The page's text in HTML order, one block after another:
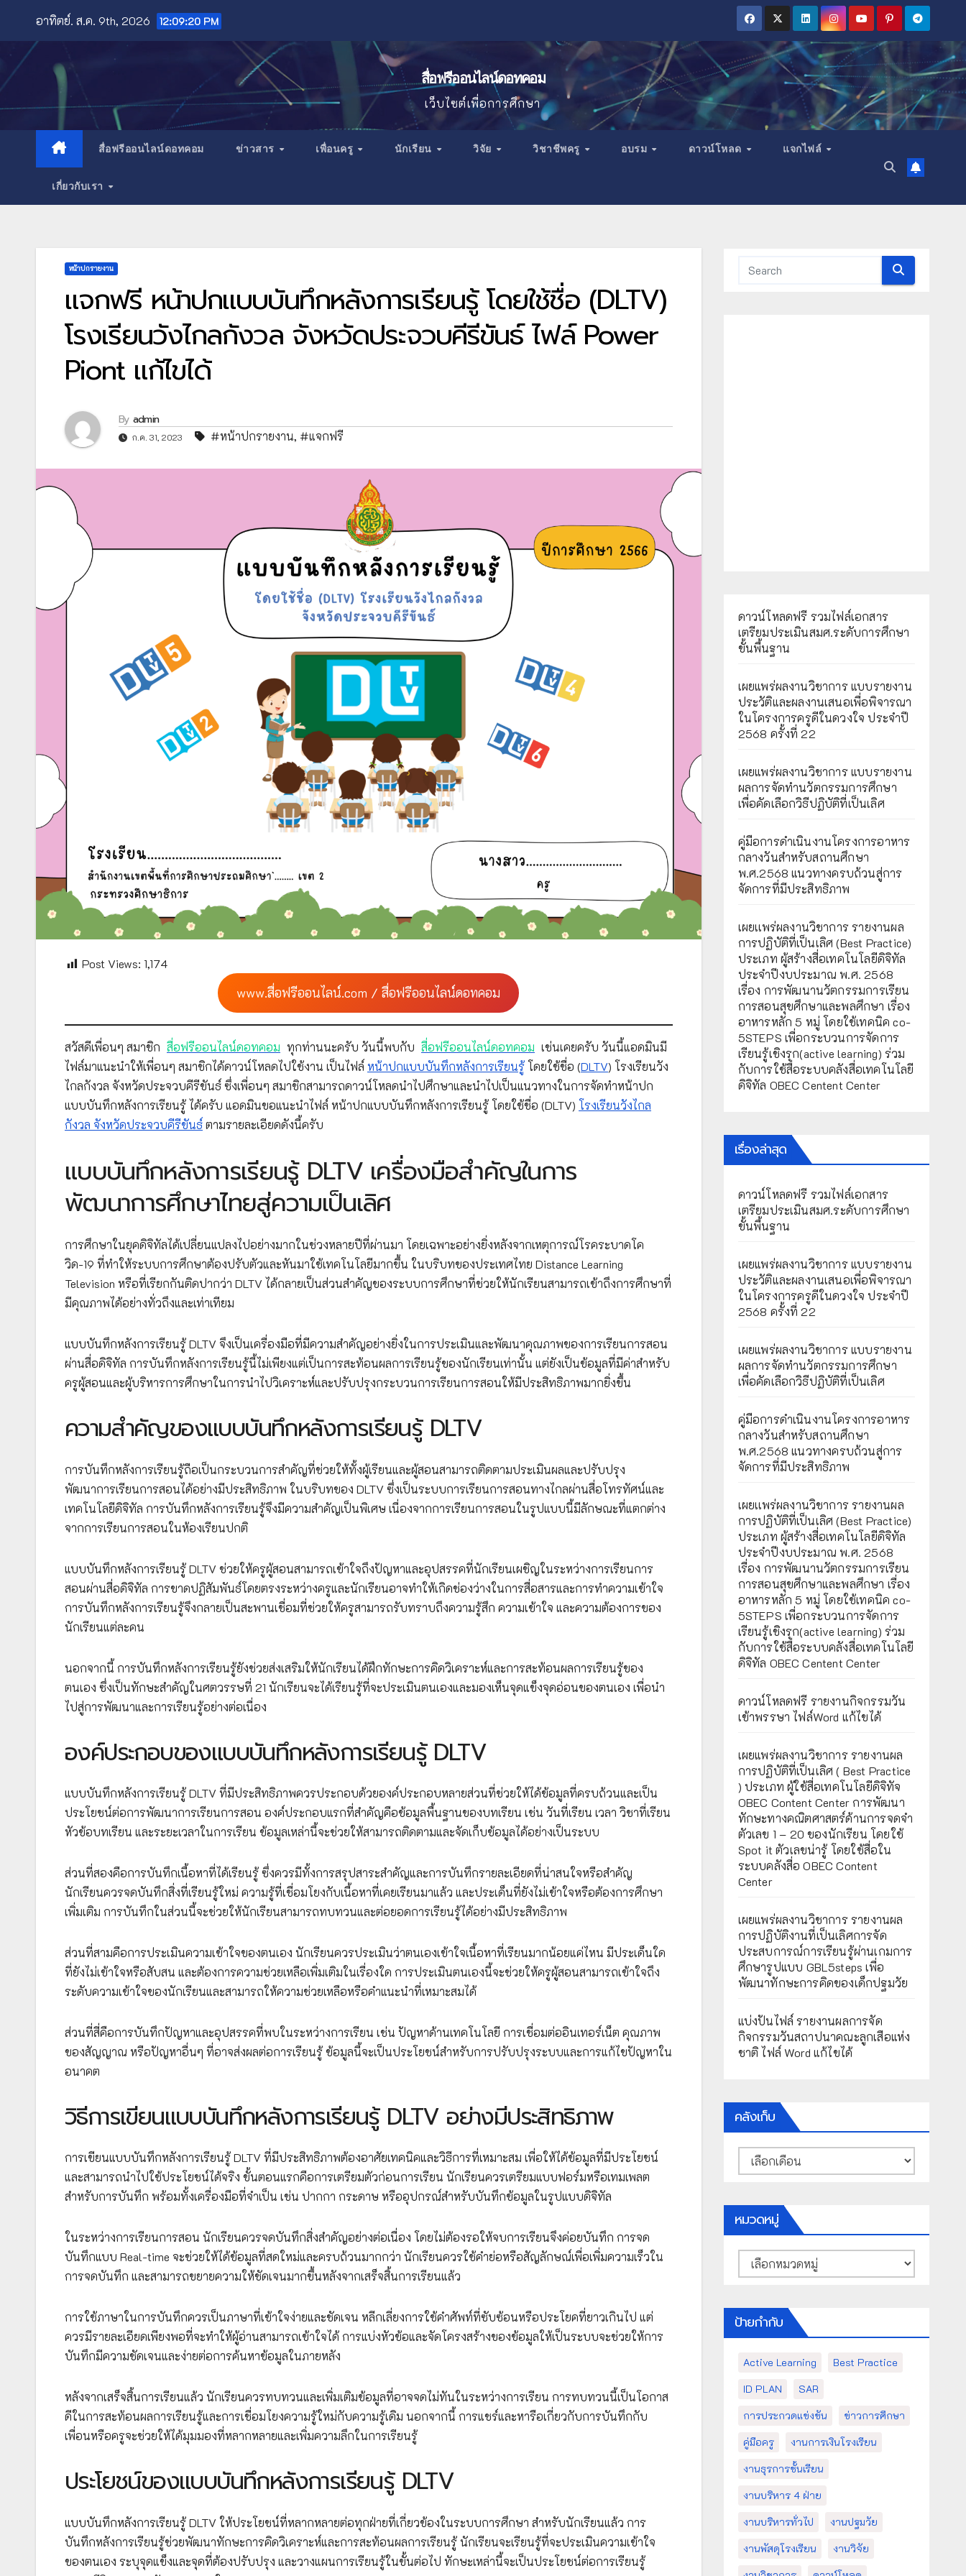
content
อาทิตย์. ส.ค. 9th, 2026 12:09:21 PM
สื่อฟรีออนไลน์ดอทคอม
เว็บไซต์เพื่อการศึกษา
สื่อฟรีออนไลน์ดอทคอม ข่าวสาร เพื่อนครู นักเรียน วิจัย วิชาชีพครู อบรม ดาวน์โหลด แจกไฟล์
เกี่ยวกับเรา
หน้าปกรายงาน
แจกฟรี หน้าปกแบบบันทึกหลังการเรียนรู้ โดยใช้ชื่อ (DLTV)
โรงเรียนวังไกลกังวล จังหวัดประจวบคีรีขันธ์ ไฟล์ Power
Piont แก้ไขได้
By admin
ก.ค. 31, 2023 #หน้าปกรายงาน, #แจกฟรี
Post Views: 1,174
www.สื่อฟรีออนไลน์.com / สื่อฟรีออนไลน์ดอทคอม
สวัสดีเพื่อนๆ สมาชิก สื่อฟรีออนไลน์ดอทคอม ทุกท่านนะครับ วันนี้พบกับ สื่อฟรีออนไลน์ดอทคอม เช่นเคยครับ วันนี้แอดมินมี
ไฟล์มาแนะนำให้เพื่อนๆ สมาชิกได้ดาวน์โหลดไปใช้งาน เป็นไฟล์ หน้าปกแบบบันทึกหลังการเรียนรู้โดยใช้ชื่อ (DLTV) โรงเรียนวัง
ไกลกังวล จังหวัดประจวบคีรีขันธ์ ซึ่งเพื่อนๆ สมาชิกสามารถดาวน์โหลดนำไปศึกษาและนำไปเป็นแนวทางในการจัดทำหน้าปก
แบบบันทึกหลังการเรียนรู้ ได้ครับ แอดมินขอแนะนำไฟล์ หน้าปกแบบบันทึกหลังการเรียนรู้ โดยใช้ชื่อ (DLTV) โรงเรียนวังไกล
กังวล จังหวัดประจวบคีรีขันธ์ตามรายละเอียดดังนี้ครับ
แบบบันทึกหลังการเรียนรู้ DLTV เครื่องมือสำคัญในการ
พัฒนาการศึกษาไทยสู่ความเป็นเลิศ
การศึกษาในยุคดิจิทัลได้เปลี่ยนแปลงไปอย่างมากในช่วงหลายปีที่ผ่านมา โดยเฉพาะอย่างยิ่งหลังจากเหตุการณ์โรคระบาดโค
วิด-19 ที่ทำให้ระบบการศึกษาต้องปรับตัวและหันมาใช้เทคโนโลยีมากขึ้น ในบริบทของประเทศไทย Distance Learning
Television หรือที่เรียกกันติดปากว่า DLTV ได้กลายเป็นส่วนสำคัญของระบบการศึกษาที่ช่วยให้นักเรียนสามารถเข้าถึงการศึกษาที่
มีคุณภาพได้อย่างทั่วถึงและเท่าเทียม
แบบบันทึกหลังการเรียนรู้ DLTV จึงเป็นเครื่องมือที่มีความสำคัญอย่างยิ่งในการประเมินและพัฒนาคุณภาพของการเรียนการสอน
ผ่านสื่อดิจิทัล การบันทึกหลังการเรียนรู้นี้ไม่เพียงแต่เป็นการสะท้อนผลการเรียนรู้ของนักเรียนเท่านั้น แต่ยังเป็นข้อมูลที่มีค่าสำหรับ
ครูผู้สอนและผู้บริหารการศึกษาในการนำไปวิเคราะห์และปรับปรุงกระบวนการเรียนการสอนให้มีประสิทธิภาพมากยิ่งขึ้น
ความสำคัญของแบบบันทึกหลังการเรียนรู้ DLTV
การบันทึกหลังการเรียนรู้ถือเป็นกระบวนการสำคัญที่ช่วยให้ทั้งผู้เรียนและผู้สอนสามารถติดตามประเมินผลและปรับปรุง
พัฒนาการเรียนการสอนได้อย่างมีประสิทธิภาพ ในบริบทของ DLTV ซึ่งเป็นระบบการเรียนการสอนทางไกลผ่านสื่อโทรทัศน์และ
เทคโนโลยีดิจิทัล การบันทึกหลังการเรียนรู้จึงมีความสำคัญเป็นพิเศษ เนื่องจากการเรียนการสอนในรูปแบบนี้มีลักษณะที่แตกต่าง
จากการเรียนการสอนในห้องเรียนปกติ
แบบบันทึกหลังการเรียนรู้ DLTV ช่วยให้ครูผู้สอนสามารถเข้าใจถึงปัญหาและอุปสรรคที่นักเรียนเผชิญในระหว่างการเรียนการ
สอนผ่านสื่อดิจิทัล การขาดปฏิสัมพันธ์โดยตรงระหว่างครูและนักเรียนอาจทำให้เกิดช่องว่างในการสื่อสารและการทำความเข้าใจ
การบันทึกหลังการเรียนรู้จึงกลายเป็นสะพานเชื่อมที่ช่วยให้ครูสามารถรับทราบถึงความรู้สึก ความเข้าใจ และความต้องการของ
นักเรียนแต่ละคน
นอกจากนี้ การบันทึกหลังการเรียนรู้ยังช่วยส่งเสริมให้นักเรียนได้ฝึกทักษะการคิดวิเคราะห์และการสะท้อนผลการเรียนรู้ของ
ตนเอง ซึ่งเป็นทักษะสำคัญในศตวรรษที่ 21 นักเรียนจะได้เรียนรู้ที่จะประเมินตนเองและมองเห็นจุดแข็งจุดอ่อนของตนเอง เพื่อนำ
ไปสู่การพัฒนาและการเรียนรู้อย่างต่อเนื่อง
องค์ประกอบของแบบบันทึกหลังการเรียนรู้ DLTV
แบบบันทึกหลังการเรียนรู้ DLTV ที่มีประสิทธิภาพควรประกอบด้วยองค์ประกอบหลายส่วนที่ช่วยให้ได้ข้อมูลที่ครบถ้วนและเป็น
ประโยชน์ต่อการพัฒนาการเรียนการสอน องค์ประกอบแรกที่สำคัญคือข้อมูลพื้นฐานของบทเรียน เช่น วันที่เรียน เวลา วิชาที่เรียน
หัวข้อบทเรียน และระยะเวลาในการเรียน ข้อมูลเหล่านี้จะช่วยให้สามารถติดตามและจัดเก็บข้อมูลได้อย่างเป็นระบบ
ส่วนที่สองคือการบันทึกเนื้อหาที่ได้เรียนรู้ ซึ่งควรมีทั้งการสรุปสาระสำคัญและการบันทึกรายละเอียดที่น่าสนใจหรือสำคัญ
นักเรียนควรจดบันทึกสิ่งที่เรียนรู้ใหม่ ความรู้ที่เชื่อมโยงกับเนื้อหาที่เคยเรียนมาแล้ว และประเด็นที่ยังไม่เข้าใจหรือต้องการศึกษา
เพิ่มเติม การบันทึกในส่วนนี้จะช่วยให้นักเรียนสามารถทบทวนและต่อยอดการเรียนรู้ได้อย่างมีประสิทธิภาพ
ส่วนที่สามคือการประเมินความเข้าใจของตนเอง นักเรียนควรประเมินว่าตนเองเข้าใจเนื้อหาที่เรียนมากน้อยแค่ไหน มีประเด็นใด
ที่ยังไม่เข้าใจหรือสับสน และต้องการความช่วยเหลือเพิ่มเติมในเรื่องใด การประเมินตนเองนี้จะช่วยให้ครูผู้สอนสามารถเข้าใจถึง
ระดับความเข้าใจของนักเรียนและสามารถให้ความช่วยเหลือหรือคำแนะนำที่เหมาะสมได้
ส่วนที่สี่คือการบันทึกปัญหาและอุปสรรคที่พบในระหว่างการเรียน เช่น ปัญหาด้านเทคโนโลยี การเชื่อมต่ออินเทอร์เน็ต คุณภาพ
ของสัญญาณ หรือปัญหาอื่นๆ ที่อาจส่งผลต่อการเรียนรู้ ข้อมูลนี้จะเป็นประโยชน์สำหรับการปรับปรุงระบบและการแก้ไขปัญหาใน
อนาคต
วิธีการเขียนแบบบันทึกหลังการเรียนรู้ DLTV อย่างมีประสิทธิภาพ
การเขียนแบบบันทึกหลังการเรียนรู้ DLTV ที่มีประสิทธิภาพต้องอาศัยเทคนิคและวิธีการที่เหมาะสม เพื่อให้ได้ข้อมูลที่มีประโยชน์
และสามารถนำไปใช้ประโยชน์ได้จริง ขั้นตอนแรกคือการเตรียมตัวก่อนการเรียน นักเรียนควรเตรียมแบบฟอร์มหรือเทมเพลต
สำหรับการบันทึก พร้อมทั้งเครื่องมือที่จำเป็น เช่น ปากกา กระดาษ หรืออุปกรณ์สำหรับบันทึกข้อมูลในรูปแบบดิจิทัล
ในระหว่างการเรียนการสอน นักเรียนควรจดบันทึกสิ่งสำคัญอย่างต่อเนื่อง โดยไม่ต้องรอให้จบการเรียนจึงค่อยบันทึก การจด
บันทึกแบบ Real-time จะช่วยให้ได้ข้อมูลที่สดใหม่และครบถ้วนมากกว่า นักเรียนควรใช้คำย่อหรือสัญลักษณ์เพื่อเพิ่มความเร็วใน
การจดบันทึก และสามารถขยายความให้ชัดเจนมากขึ้นหลังจากเสร็จสิ้นการเรียนแล้ว
การใช้ภาษาในการบันทึกควรเป็นภาษาที่เข้าใจง่ายและชัดเจน หลีกเลี่ยงการใช้คำศัพท์ที่ซับซ้อนหรือประโยคที่ยาวเกินไป แต่
ควรมีรายละเอียดเพียงพอที่จะทำให้ผู้อ่านสามารถเข้าใจได้ การแบ่งหัวข้อและจัดโครงสร้างของข้อมูลให้เป็นระบบจะช่วยให้การ
บันทึกมีความชัดเจนและง่ายต่อการค้นหาข้อมูลในภายหลัง
หลังจากเสร็จสิ้นการเรียนแล้ว นักเรียนควรทบทวนและเพิ่มเติมข้อมูลที่อาจจดไม่ทันในระหว่างการเรียน การทบทวนนี้เป็นโอกาส
ดีในการสะท้อนผลการเรียนรู้และการเชื่อมโยงความรู้ใหม่กับความรู้เดิม นอกจากนี้ การแชร์และหารือเกี่ยวกับการบันทึกกับ
เพื่อนหรือครูจะช่วยให้ได้มุมมองที่หลากหลายและเพิ่มความลึกในการเรียนรู้
ประโยชน์ของแบบบันทึกหลังการเรียนรู้ DLTV
แบบบันทึกหลังการเรียนรู้ DLTV ให้ประโยชน์ที่หลากหลายต่อทุกฝ่ายที่เกี่ยวข้องในระบบการศึกษา สำหรับนักเรียนแล้ว การ
บันทึกหลังการเรียนรู้ช่วยพัฒนาทักษะการคิดวิเคราะห์และการสะท้อนผลการเรียนรู้ นักเรียนจะเรียนรู้ที่จะประเมินความเข้าใจ
ของตนเอง ระบุจุดแข็งและจุดที่ต้องปรับปรุง และวางแผนการเรียนรู้ในขั้นต่อไป ทักษะเหล่านี้จะเป็นประโยชน์ต่อการเรียนรู้
ดาวน์โหลดฟรี รวมไฟล์เอกสาร
เตรียมประเมินสมศ.ระดับการศึกษา
ขั้นพื้นฐาน
เผยแพร่ผลงานวิชาการ แบบรายงาน
ประวัติและผลงานเสนอเพื่อพิจารณา
ในโครงการครูดีในดวงใจ ประจำปี
2568 ครั้งที่ 22
เผยแพร่ผลงานวิชาการ แบบรายงาน
ผลการจัดทำนวัตกรรมการศึกษา
เพื่อคัดเลือกวิธีปฏิบัติที่เป็นเลิศ
คู่มือการดำเนินงานโครงการอาหาร
กลางวันสำหรับสถานศึกษา
พ.ศ.2568 แนวทางครบถ้วนสู่การ
จัดการที่มีประสิทธิภาพ
เผยเเพร่ผลงานวิชาการ รายงานผล
การปฏิบัติที่เป็นเลิศ (Best Practice)
ประเภท ผู้สร้างสื่อเทคโนโลยีดิจิทัล
ประจำปีงบประมาณ พ.ศ. 2568
เรื่อง การพัฒนานวัตกรรมการเรียน
การสอนสุขศึกษาและพลศึกษา เรื่อง
อาหารหลัก 5 หมู่ โดยใช้เทคนิค co-
5STEPS เพื่อกระบวนการจัดการ
เรียนรู้เชิงรุก(active learning) ร่วม
กับการใช้สื่อระบบคลังสื่อเทคโนโลยี
ดิจิทัล OBEC Centent Center
เรื่องล่าสุด
ดาวน์โหลดฟรี รวมไฟล์เอกสาร
เตรียมประเมินสมศ.ระดับการศึกษา
ขั้นพื้นฐาน
เผยแพร่ผลงานวิชาการ แบบรายงาน
ประวัติและผลงานเสนอเพื่อพิจารณา
ในโครงการครูดีในดวงใจ ประจำปี
2568 ครั้งที่ 22
เผยแพร่ผลงานวิชาการ แบบรายงาน
ผลการจัดทำนวัตกรรมการศึกษา
เพื่อคัดเลือกวิธีปฏิบัติที่เป็นเลิศ
คู่มือการดำเนินงานโครงการอาหาร
กลางวันสำหรับสถานศึกษา
พ.ศ.2568 แนวทางครบถ้วนสู่การ
จัดการที่มีประสิทธิภาพ
เผยเเพร่ผลงานวิชาการ รายงานผล
การปฏิบัติที่เป็นเลิศ (Best Practice)
ประเภท ผู้สร้างสื่อเทคโนโลยีดิจิทัล
ประจำปีงบประมาณ พ.ศ. 2568
เรื่อง การพัฒนานวัตกรรมการเรียน
การสอนสุขศึกษาและพลศึกษา เรื่อง
อาหารหลัก 5 หมู่ โดยใช้เทคนิค co-
5STEPS เพื่อกระบวนการจัดการ
เรียนรู้เชิงรุก(active learning) ร่วม
กับการใช้สื่อระบบคลังสื่อเทคโนโลยี
ดิจิทัล OBEC Centent Center
ดาวน์โหลดฟรี รายงานกิจกรรมวัน
เข้าพรรษา ไฟล์Word แก้ไขได้
เผยแพร่ผลงานวิชาการ รายงานผล
การปฏิบัติที่เป็นเลิศ ( Best Practice
) ประเภท ผู้ใช้สื่อเทคโนโลยีดิจิทัจ
OBEC Content Center การพัฒนา
ทักษะทางคณิตศาสตร์ด้านการจดจำ
ตัวเลข 1 – 20 ของนักเรียน โดยใช้
Spot it ตัวเลขน่ารู้ โดยใช้สื่อใน
ระบบคลังสื่อ OBEC Content
Center
เผยแพร่ผลงานวิชาการ รายงานผล
การปฏิบัติงานที่เป็นเลิศการจัด
ประสบการณ์การเรียนรู้ผ่านเกมการ
ศึกษารูปแบบ GBL5steps เพื่อ
พัฒนาทักษะการคิดของเด็กปฐมวัย
แบ่งปันไฟล์ รายงานผลการจัด
กิจกรรมวันสถาปนาคณะลูกเสือแห่ง
ชาติ ไฟล์ Word แก้ไขได้
คลังเก็บ
คลัง
เก็บ
หมวดหมู่
หมวด
หมู่
ป้ายกำกับ
Active Learning
Best Practice
ID PLAN
SAR
การประกวดแข่งขัน
ข่าวการศึกษา
คู่มือครู
งานการเงินโรงเรียน
งานธุรการชั้นเรียน
งานบริหาร 4 ฝ่าย
งานบริหารทั่วไป
งานปฐมวัย
งานพัสดุโรงเรียน
งานวิจัย